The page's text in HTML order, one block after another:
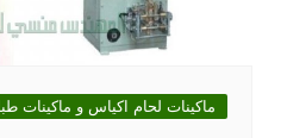
ماكينات لحام اكياس و ماكينات